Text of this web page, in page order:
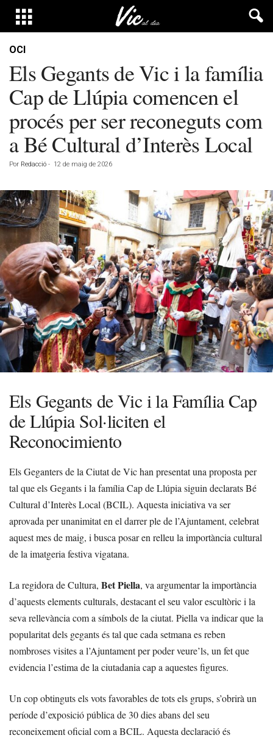
OCI
Els Gegants de Vic i la família
Cap de Llúpia comencen el
procés per ser reconeguts com
a Bé Cultural d’Interès Local
Por Redacció - 12 de maig de 2026
Els Gegants de Vic i la Família Cap
de Llúpia Sol·liciten el
Reconocimiento
Els Geganters de la Ciutat de Vic han presentat una proposta per
tal que els Gegants i la família Cap de Llúpia siguin declarats Bé
Cultural d’Interès Local (BCIL). Aquesta iniciativa va ser
aprovada per unanimitat en el darrer ple de l’Ajuntament, celebrat
aquest mes de maig, i busca posar en relleu la importància cultural
de la imatgeria festiva vigatana.
La regidora de Cultura, Bet Piella, va argumentar la importància
d’aquests elements culturals, destacant el seu valor escultòric i la
seva rellevància com a símbols de la ciutat. Piella va indicar que la
popularitat dels gegants és tal que cada setmana es reben
nombroses visites a l’Ajuntament per poder veure’ls, un fet que
evidencia l’estima de la ciutadania cap a aquestes figures.
Un cop obtinguts els vots favorables de tots els grups, s’obrirà un
període d’exposició pública de 30 dies abans del seu
reconeixement oficial com a BCIL. Aquesta declaració és